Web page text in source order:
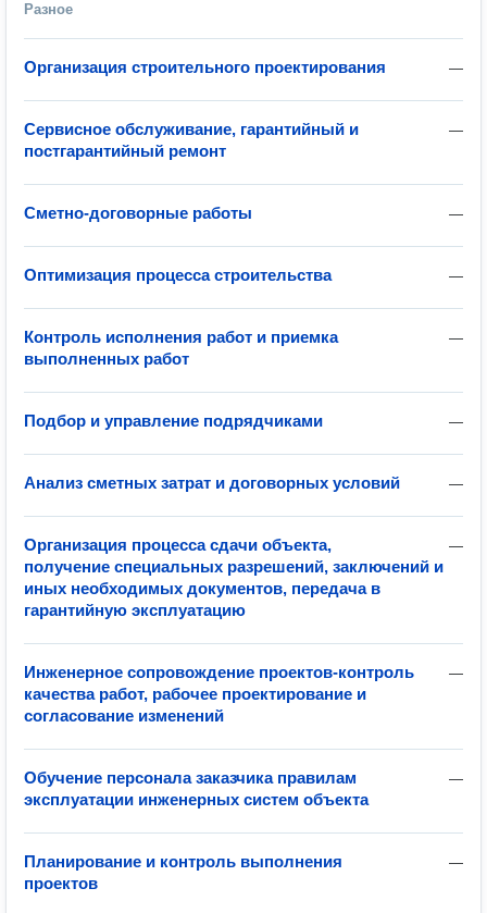
Разное
—
Организация строительного проектирования
—
Сервисное обслуживание, гарантийный и
постгарантийный ремонт
—
Сметно-договорные работы
—
Оптимизация процесса строительства
—
Контроль исполнения работ и приемка
выполненных работ
—
Подбор и управление подрядчиками
—
Анализ сметных затрат и договорных условий
—
Организация процесса сдачи объекта,
получение специальных разрешений, заключений и
иных необходимых документов, передача в
гарантийную эксплуатацию
—
Инженерное сопровождение проектов-контроль
качества работ, рабочее проектирование и
согласование изменений
—
Обучение персонала заказчика правилам
эксплуатации инженерных систем объекта
—
Планирование и контроль выполнения
проектов